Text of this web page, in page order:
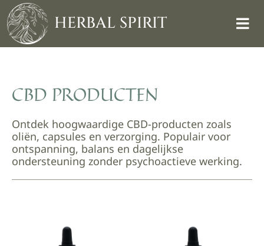
Skip
to
content
HERBAL SPIRIT
CBD PRODUCTEN
Ontdek hoogwaardige CBD-producten zoals
oliën, capsules en verzorging. Populair voor
ontspanning, balans en dagelijkse
ondersteuning zonder psychoactieve werking.